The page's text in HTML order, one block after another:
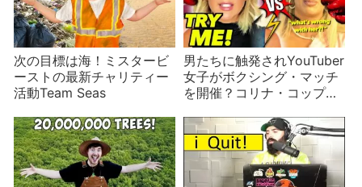
次の目標は海！ミスタービ
ーストの最新チャリティー
活動Team Seas
男たちに触発されYouTuber
女子がボクシング・マッチ
を開催？コリナ・コップ、
ハナなどが名乗りを上げる